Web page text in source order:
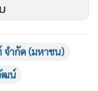
เทศโอมาน ได้มีการ
เมกะวัตต์ ใน
ต้นปี 2566 ที่ผ่านมา
Core Profit จำนวน
จำกัด (มหาชน)
ฒน์